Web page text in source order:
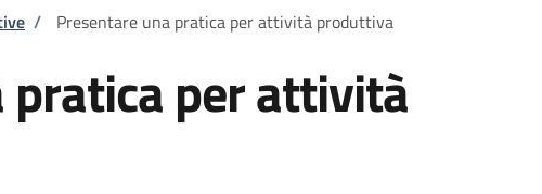
/ Presentare una pratica per attività produttiva
pratica per attività